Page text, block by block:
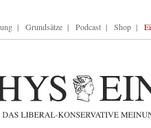
Grundsätze Podcast Shop